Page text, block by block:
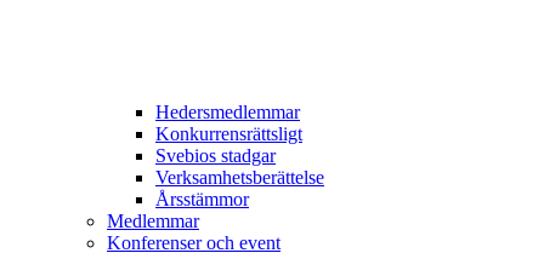
Hedersmedlemmar
Konkurrensrättsligt
Svebios stadgar
Verksamhetsberättelse
Årsstämmor
Medlemmar
Konferenser och event